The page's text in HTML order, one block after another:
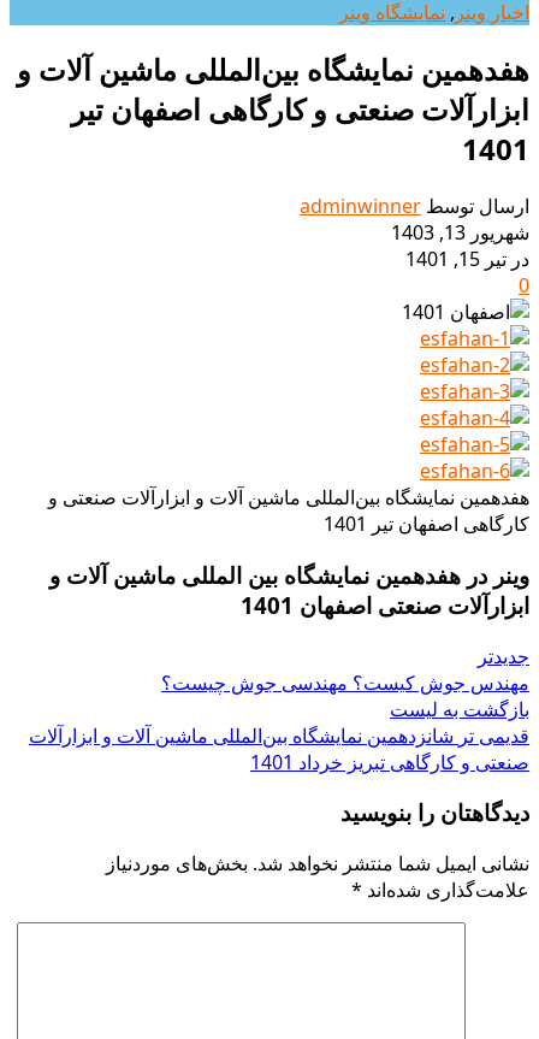
اخبار وینر , نمایشگاه وینر
هفدهمین نمایشگاه بین‌المللی ماشین آلات و
ابزارآلات صنعتی و کارگاهی اصفهان تیر
1401
ارسال توسط adminwinner
شهریور 13, 1403
در تیر 15, 1401
0
هفدهمین نمایشگاه بین‌المللی ماشین آلات و ابزارآلات صنعتی و
کارگاهی اصفهان تیر 1401
وینر در هفدهمین نمایشگاه بین المللی ماشین آلات و
ابزارآلات صنعتی اصفهان 1401
جدیدتر
مهندس جوش کیست؟ مهندسی جوش چیست؟
بازگشت به لیست
قدیمی تر شانزدهمین نمایشگاه بین‌المللی ماشین آلات و ابزارآلات
صنعتی و کارگاهی تبریز خرداد 1401
دیدگاهتان را بنویسید
نشانی ایمیل شما منتشر نخواهد شد. بخش‌های موردنیاز
علامت‌گذاری شده‌اند *